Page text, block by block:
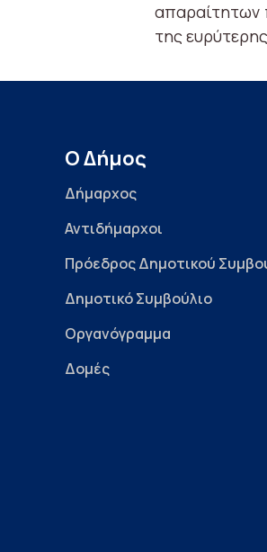
απαραίτητων
της
Ο Δήμος
Δήμαρχος
Αντιδήμαρχοι
Πρόεδρος Δημοτικού
Δημοτικό Συμβούλιο
Οργανόγραμμα
Δομές